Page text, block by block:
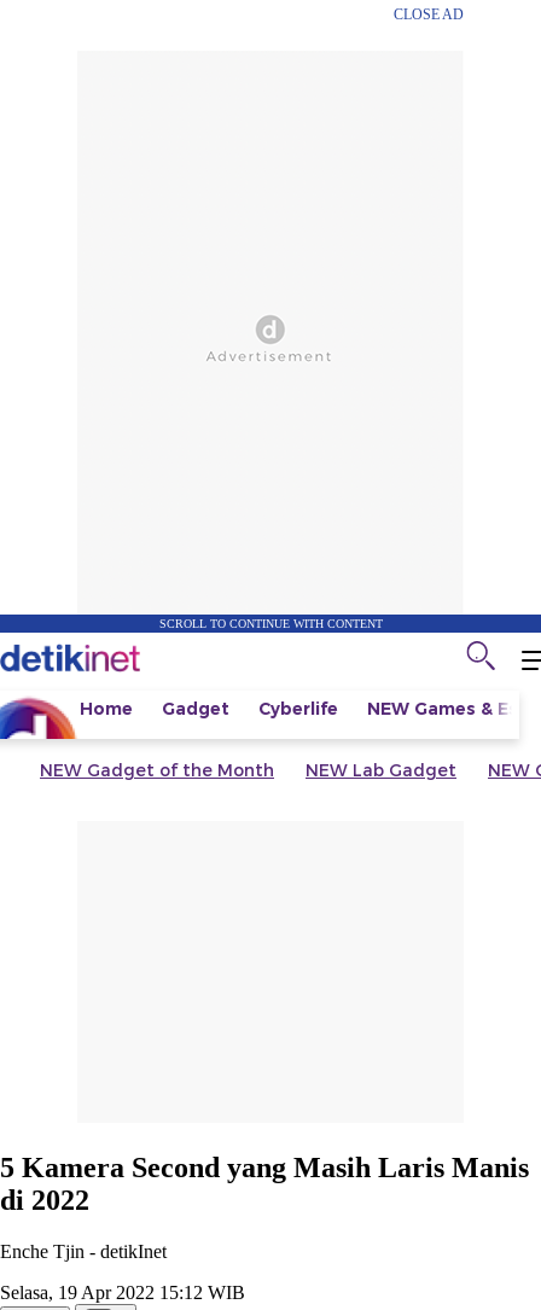
CLOSE AD
SCROLL TO CONTINUE WITH CONTENT
Home Gadget Cyberlife NEW Games &
NEW Gadget of the Month NEW Lab Gadget NEW
5 Kamera Second yang Masih Laris Manis
di 2022
Enche Tjin - detikInet
Selasa, 19 Apr 2022 15:12 WIB